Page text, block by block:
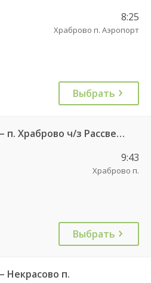
8:25
Храброво п. Аэропорт
Выбрать
145 Калининград АВ — п. Храброво ч/з Рассвет п. , Храброво п.
9:43
Храброво п.
Выбрать
Некрасово п.